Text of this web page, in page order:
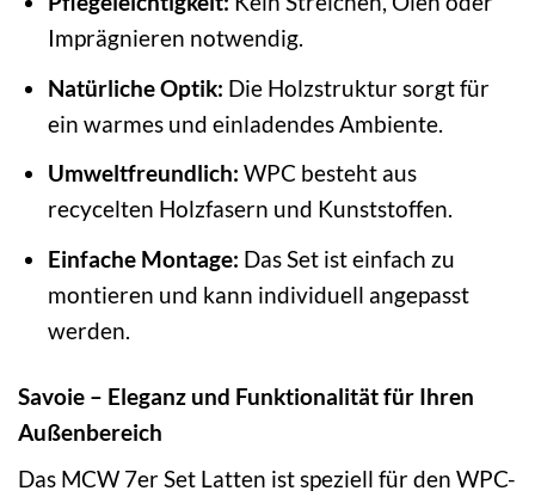
Imprägnieren notwendig.
Natürliche Optik: Die Holzstruktur sorgt für
ein warmes und einladendes Ambiente.
Umweltfreundlich: WPC besteht aus
recycelten Holzfasern und Kunststoffen.
Einfache Montage: Das Set ist einfach zu
montieren und kann individuell angepasst
werden.
Savoie – Eleganz und Funktionalität für Ihren
Außenbereich
Das MCW 7er Set Latten ist speziell für den WPC-